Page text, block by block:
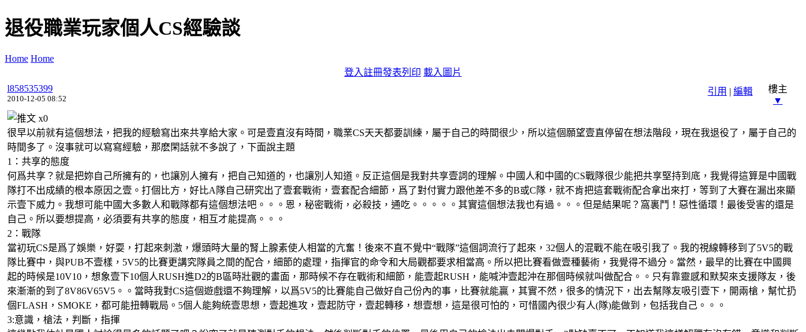
退役職業玩家個人CS經驗談
Home Home
登入註冊發表列印 載入圖片
引用 | 編輯
l858535399
2010-12-05 08:52
樓主
▼
x0
很早以前就有這個想法，把我的經驗寫出來共享給大家。可是壹直沒有時間，職業CS天天都要訓練，屬于自己的時間很少，所以這個願望壹直停留在想法階段，現在我退役了，屬于自己的
時間多了。沒事就可以寫寫經驗，那麽閑話就不多說了，下面說主題
1：共享的態度
何爲共享？就是把妳自己所擁有的，也讓別人擁有，把自己知道的，也讓別人知道。反正這個是我對共享壹詞的理解。中國人和中國的CS戰隊很少能把共享堅持到底，我覺得這算是中國戰
隊打不出成績的根本原因之壹。打個比方，好比A隊自己研究出了壹套戰術，壹套配合細節，爲了對付實力跟他差不多的B或C隊，就不肯把這套戰術配合拿出來打，等到了大賽在漏出來顯
示壹下威力。我想可能中國大多數人和戰隊都有這個想法吧。。。恩，秘密戰術，必殺技，通吃。。。。。其實這個想法我也有過。。。但是結果呢？窩裏鬥！惡性循環！最後受害的還是
自己。所以要想提高，必須要有共享的態度，相互才能提高。。。
2：戰隊
當初玩CS是爲了娛樂，好耍，打起來刺激，爆頭時大量的腎上腺素使人相當的亢奮！後來不直不覺中“戰隊”這個詞流行了起來，32個人的混戰不能在吸引我了。我的視線轉移到了5V5的戰
隊比賽中，與PUB不壹樣，5V5的比賽更講究隊員之間的配合，細節的處理，指揮官的命令和大局觀都要求相當高。所以把比賽看做壹種藝術，我覺得不過分。當然，最早的比賽在中國興
起的時候是10V10，想象壹下10個人RUSH進D2的B區時壯觀的畫面，那時候不存在戰術和細節，能壹起RUSH，能喊沖壹起沖在那個時候就叫做配合。。只有靠靈感和默契來支援隊友，後
來漸漸的到了8V86V65V5。。當時我對CS這個遊戲還不夠理解，以爲5V5的比賽能自己做好自己份內的事，比賽就能贏，其實不然，很多的情況下，出去幫隊友吸引壹下，開兩槍，幫忙扔
個FLASH，SMOKE，都可能扭轉戰局。5個人能夠統壹思想，壹起進攻，壹起防守，壹起轉移，想壹想，這是很可怕的，可惜國內很少有人(隊)能做到，包括我自己。。。
3:意識，槍法，判斷，指揮